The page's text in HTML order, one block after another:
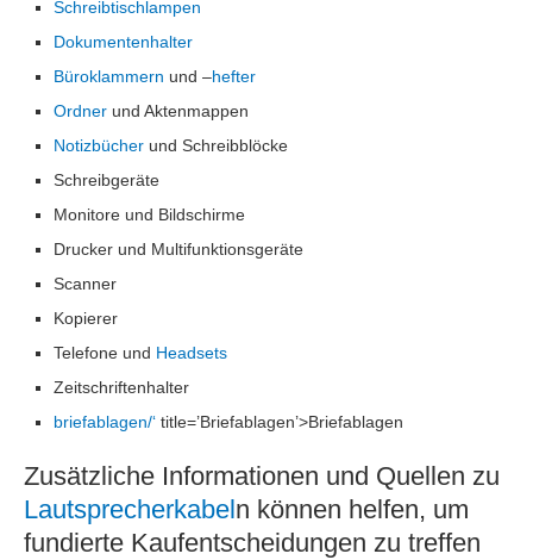
Schreibtischlampen
Dokumentenhalter
Büroklammern und –hefter
Ordner und Aktenmappen
Notizbücher und Schreibblöcke
Schreibgeräte
Monitore und Bildschirme
Drucker und Multifunktionsgeräte
Scanner
Kopierer
Telefone und Headsets
Zeitschriftenhalter
briefablagen/‘ title=’Briefablagen’>Briefablagen
Zusätzliche Informationen und Quellen zu
Lautsprecherkabeln können helfen, um
fundierte Kaufentscheidungen zu treffen